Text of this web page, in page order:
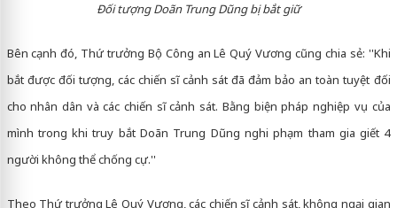
Đối tượng Doãn Trung Dũng bị bắt giữ
Bên cạnh đó, Thứ trưởng Bộ Công an Lê Quý Vương cũng chia sẻ: ''Khi
bắt được đối tượng, các chiến sĩ cảnh sát đã đảm bảo an toàn tuyệt đối
cho nhân dân và các chiến sĩ cảnh sát. Bằng biện pháp nghiệp vụ của
mình trong khi truy bắt Doãn Trung Dũng nghi phạm tham gia giết 4
người không thể chống cự.''
Theo Thứ trưởng Lê Quý Vương, các chiến sĩ cảnh sát, không ngại gian